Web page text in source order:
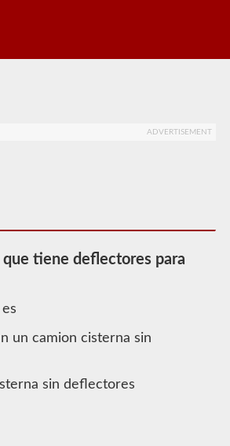
ADVERTISEMENT
que tiene deflectores para
un camion cisterna sin
sin deflectores